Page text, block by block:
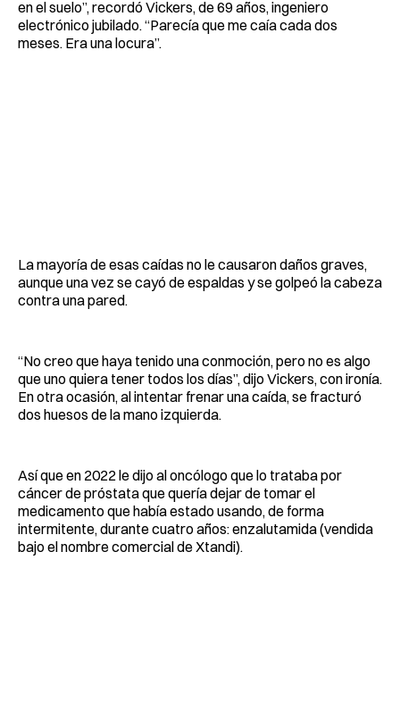
en el suelo”, recordó Vickers, de 69 años, ingeniero
electrónico jubilado. “Parecía que me caía cada dos
meses. Era una locura”.
La mayoría de esas caídas no le causaron daños graves,
aunque una vez se cayó de espaldas y se golpeó la cabeza
contra una pared.
“No creo que haya tenido una conmoción, pero no es algo
que uno quiera tener todos los días”, dijo Vickers, con ironía.
En otra ocasión, al intentar frenar una caída, se fracturó
dos huesos de la mano izquierda.
Así que en 2022 le dijo al oncólogo que lo trataba por
cáncer de próstata que quería dejar de tomar el
medicamento que había estado usando, de forma
intermitente, durante cuatro años: enzalutamida (vendida
bajo el nombre comercial de Xtandi).